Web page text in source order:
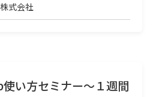
式会社
い方セミナー～１週間